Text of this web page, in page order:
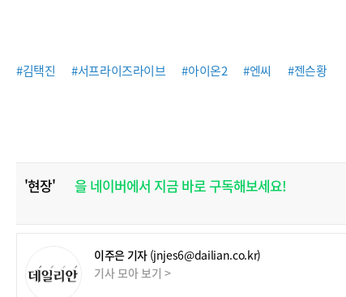
#김택진 #서프라이즈라이브 #아이온2 #엔씨 #젠슨황
'현장' 을 네이버에서 지금 바로 구독해보세요!
이주은 기자 (jnjes6@dailian.co.kr)
기사 모아 보기 >